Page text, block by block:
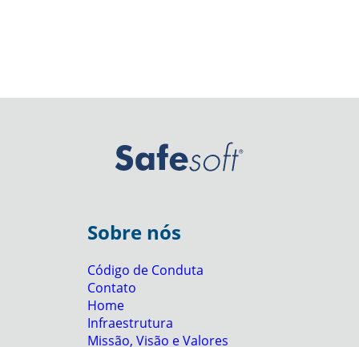
Sobre nós
Código de Conduta
Contato
Home
Infraestrutura
Missão, Visão e Valores